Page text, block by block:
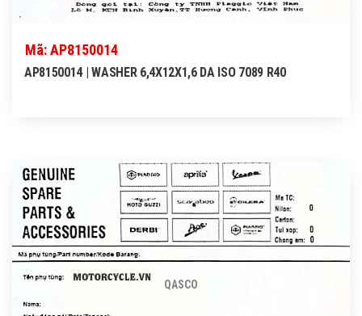
Mã: AP8150014
AP8150014 | WASHER 6,4X12X1,6 DA ISO 7089 R40
QASCO